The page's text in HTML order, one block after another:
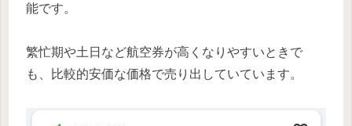
能です。
繁忙期や土日など航空券が高くなりやすいときで
も、比較的安価な価格で売り出していています。